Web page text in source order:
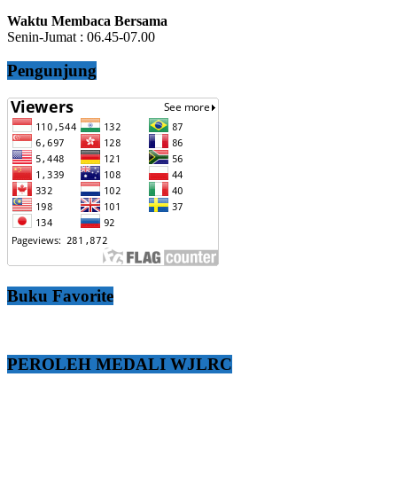
Waktu Membaca Bersama
Senin-Jumat : 06.45-07.00
Pengunjung
Buku Favorite
PEROLEH MEDALI WJLRC